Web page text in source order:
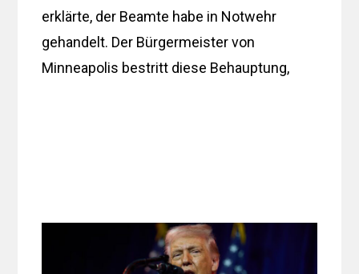
erklärte, der Beamte habe in Notwehr
gehandelt. Der Bürgermeister von
Minneapolis bestritt diese Behauptung,